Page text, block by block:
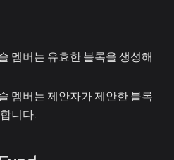
멤버는 유효한 블록을 생성해
멤버는 제안자가 제안한 블록
니다.